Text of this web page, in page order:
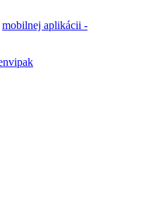
mobilnej aplikácii -